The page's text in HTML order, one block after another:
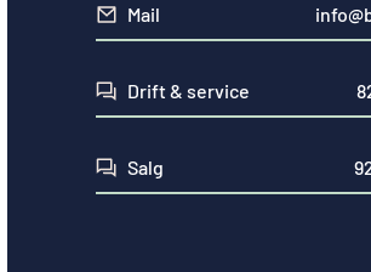
Mail
Drift & service
Salg